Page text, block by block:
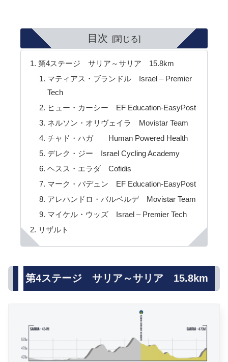
目次
第4ステージ サリア～サリア 15.8km
マティアス・ブランドル Israel – Premier
Tech
ヒュー・カーシー EF Education-EasyPost
ネルソン・オリヴェイラ Movistar Team
チャド・ハガ Human Powered Health
デレク・ジー Israel Cycling Academy
ヘスス・エラダ Cofidis
マーク・パデュン EF Education-EasyPost
アレハンドロ・バルベルデ Movistar Team
マイケル・ウッズ Israel – Premier Tech
リザルト
第4ステージ サリア～サリア 15.8km